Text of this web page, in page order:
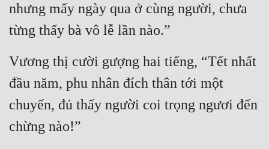
nhưng mấy ngày qua ở cùng người, chưa
từng thấy bà vô lễ lần nào.”
Vương thị cười gượng hai tiếng, “Tết nhất
đầu năm, phu nhân đích thân tới một
chuyến, đủ thấy người coi trọng ngươi đến
chừng nào!”